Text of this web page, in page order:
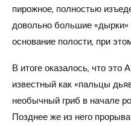
пирожное, полностью
довольно большие
основание полости, при
В итоге оказалось, что это
известный как «пальцы
необычный гриб в начале
Позднее же из него